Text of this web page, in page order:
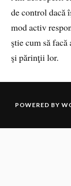
de control dacă
mod activ
ştie cum să
şi părinţii lor.
POWERED BY